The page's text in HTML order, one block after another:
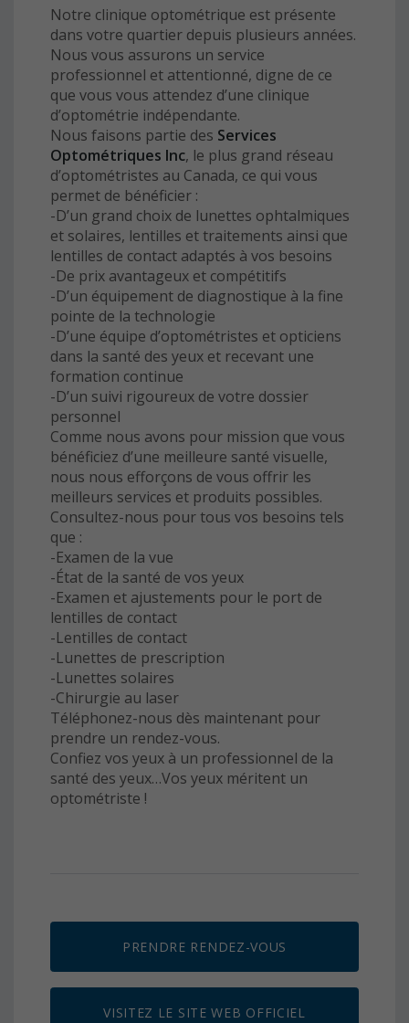
Notre clinique optométrique est présente
dans votre quartier depuis plusieurs années.
Nous vous assurons un service
professionnel et attentionné, digne de ce
que vous vous attendez d’une clinique
d’optométrie indépendante.
Nous faisons partie des Services
Optométriques Inc, le plus grand réseau
d’optométristes au Canada, ce qui vous
permet de bénéficier :
-D’un grand choix de lunettes ophtalmiques
et solaires, lentilles et traitements ainsi que
lentilles de contact adaptés à vos besoins
-De prix avantageux et compétitifs
-D’un équipement de diagnostique à la fine
pointe de la technologie
-D’une équipe d’optométristes et opticiens
dans la santé des yeux et recevant une
formation continue
-D’un suivi rigoureux de votre dossier
personnel
Comme nous avons pour mission que vous
bénéficiez d’une meilleure santé visuelle,
nous nous efforçons de vous offrir les
meilleurs services et produits possibles.
Consultez-nous pour tous vos besoins tels
que :
-Examen de la vue
-État de la santé de vos yeux
-Examen et ajustements pour le port de
lentilles de contact
-Lentilles de contact
-Lunettes de prescription
-Lunettes solaires
-Chirurgie au laser
Téléphonez-nous dès maintenant pour
prendre un rendez-vous.
Confiez vos yeux à un professionnel de la
santé des yeux…Vos yeux méritent un
optométriste !
PRENDRE RENDEZ-VOUS
VISITEZ LE SITE WEB OFFICIEL